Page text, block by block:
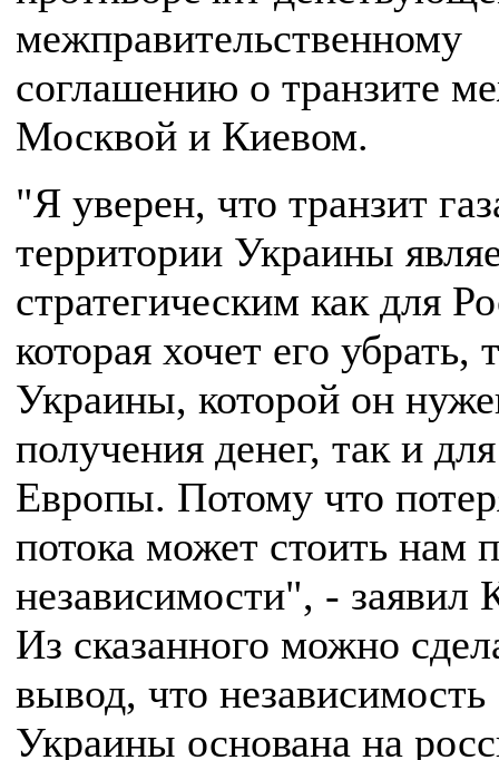
межправительственному
соглашению о транзите
Москвой и Киевом.
"Я уверен, что транзит
территории Украины
стратегическим как для
которая хочет его убрать,
Украины, которой он
получения денег, так и для
Европы. Потому что
потока может стоить нам
независимости", - заявил
Из сказанного можно
вывод, что независимость
Украины основана на